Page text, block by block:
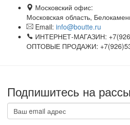
Московский офис:
Московская область,
Email: info@boutte.ru
ИНТЕРНЕТ-МАГАЗИН:
ОПТОВЫЕ ПРОДАЖИ:
Подпишитесь на